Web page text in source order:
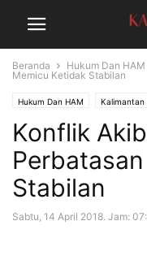
Beranda Hukum Dan HAM
Memicu Ketidak Stabilan
Hukum Dan HAM Kalimantan
Konflik
Stabilan
Sabtu, 14 April 2018. Jam: